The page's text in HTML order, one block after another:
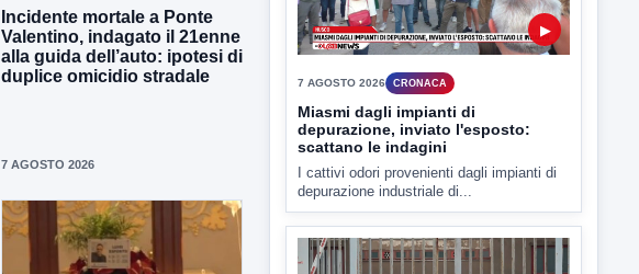
Incidente mortale a Ponte
Valentino, indagato il 21enne
alla guida dell’auto: ipotesi di
duplice omicidio stradale
7 AGOSTO 2026
I cattivi odori provenienti dagli impianti di
depurazione industriale di...
7 AGOSTO 2026 CRONACA